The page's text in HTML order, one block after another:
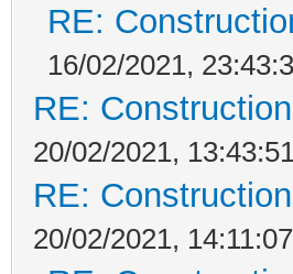
RE:
16/02/2021,
RE:
20/02/2021,
RE:
20/02/2021, 14:11:07